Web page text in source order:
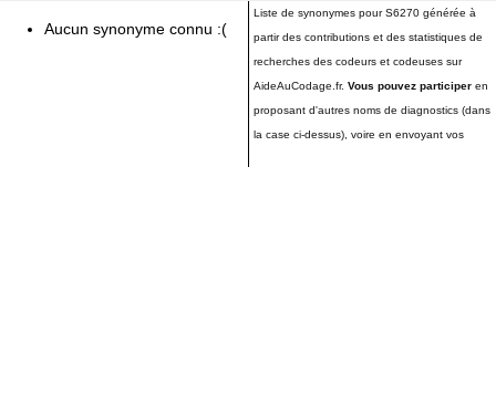
Aucun synonyme connu :(
Liste de synonymes pour S6270 générée à
partir des contributions et des statistiques de
recherches des codeurs et codeuses sur
AideAuCodage.fr. Vous pouvez participer en
proposant d'autres noms de diagnostics (dans
la case ci-dessus), voire en envoyant vos